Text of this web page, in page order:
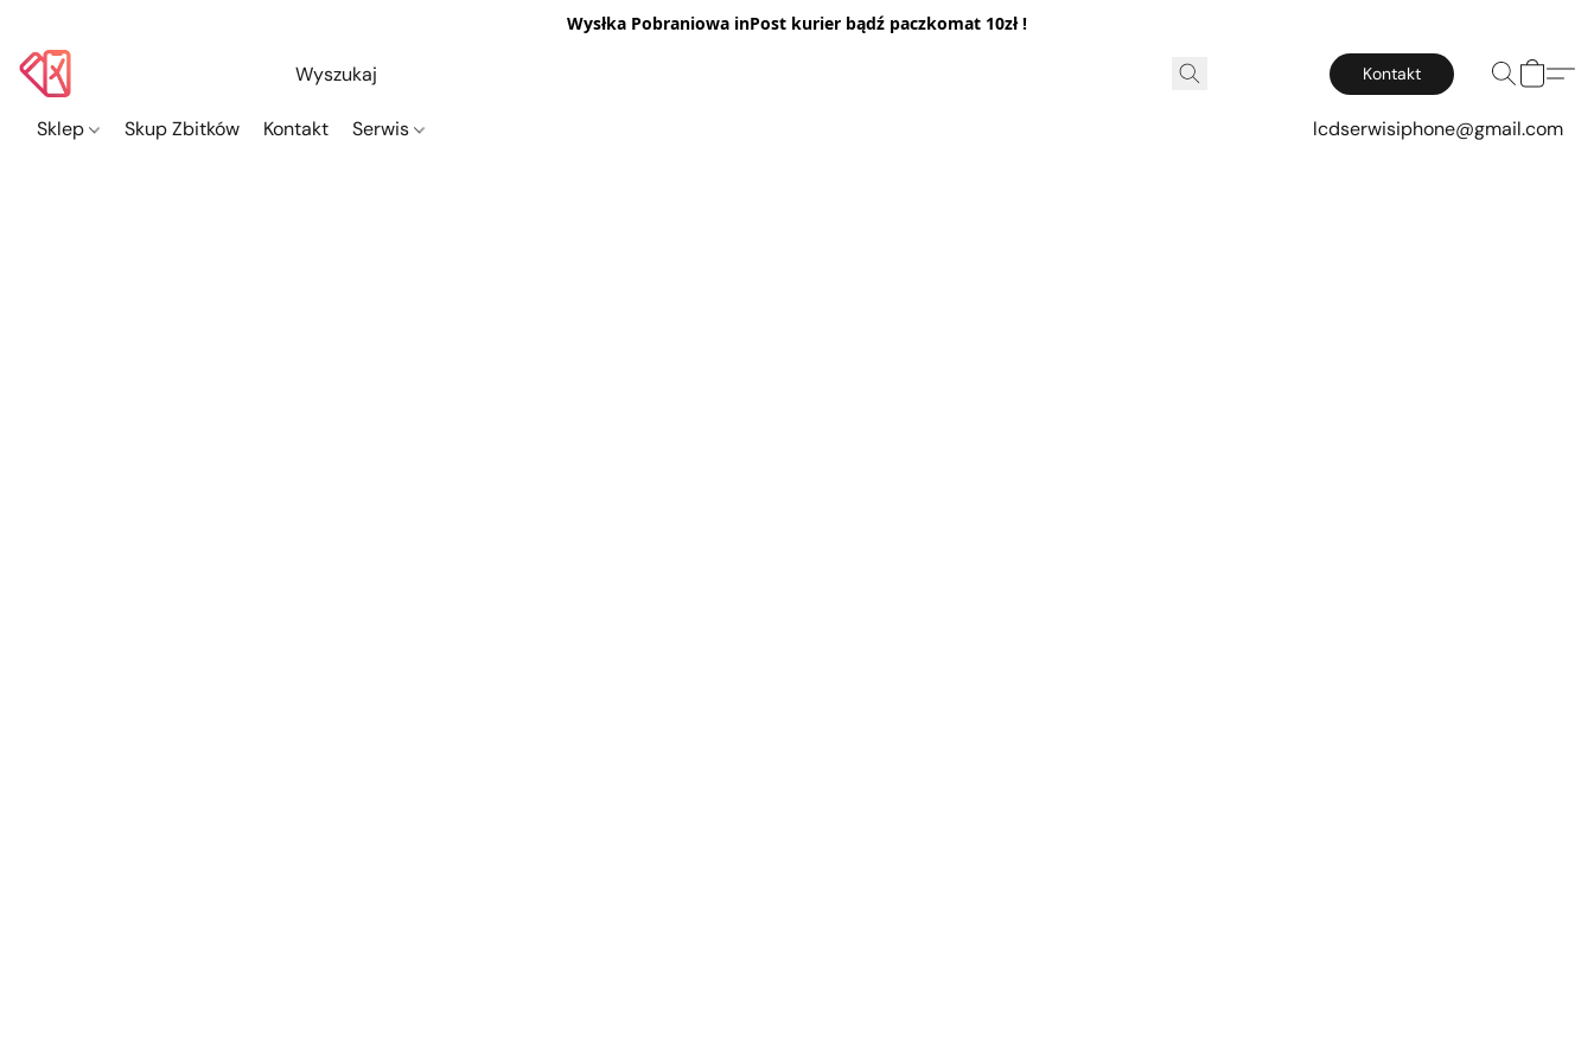
Wysłka Pobraniowa inPost kurier bądź paczkomat 10zł !
Kontakt
Sklep Skup Zbitków Kontakt Serwis lcdserwisiphone@gmail.com